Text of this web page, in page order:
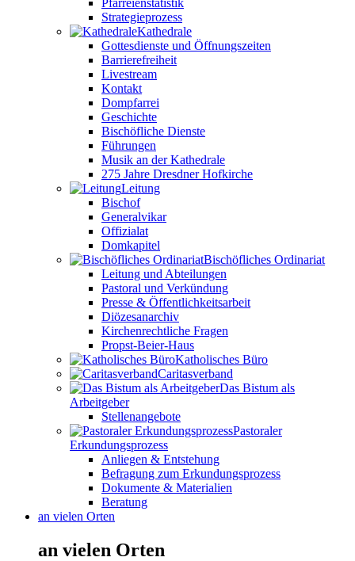
Strategieprozess
Kathedrale
Gottesdienste und Öffnungszeiten
Barrierefreiheit
Livestream
Kontakt
Dompfarrei
Geschichte
Bischöfliche Dienste
Führungen
Musik an der Kathedrale
275 Jahre Dresdner Hofkirche
Leitung
Bischof
Generalvikar
Offizialat
Domkapitel
Bischöfliches Ordinariat
Leitung und Abteilungen
Pastoral und Verkündung
Presse & Öffentlichkeitsarbeit
Diözesanarchiv
Kirchenrechtliche Fragen
Propst-Beier-Haus
Katholisches Büro
Caritasverband
Das Bistum als
Arbeitgeber
Stellenangebote
Pastoraler
Erkundungsprozess
Anliegen & Entstehung
Befragung zum Erkundungsprozess
Dokumente & Materialien
Beratung
an vielen Orten
an vielen Orten